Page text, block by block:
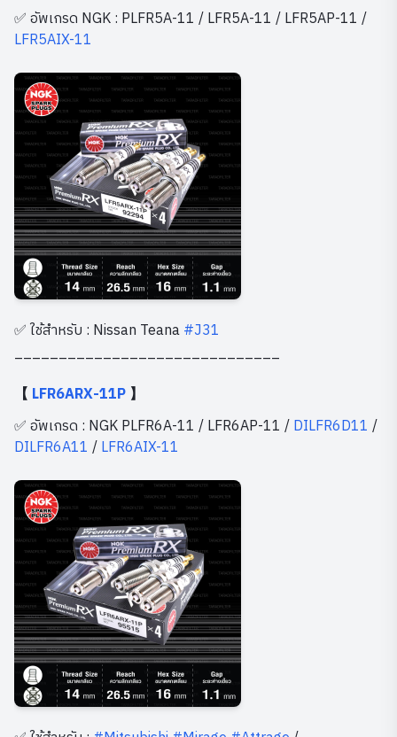
✅ อัพเกรด NGK : PLFR5A-11 / LFR5A-11 / LFR5AP-11 /
LFR5AIX-11
✅ ใช้สำหรับ : Nissan Teana#J31
______________________________
【 LFR6ARX-11P 】
✅ อัพเกรด : NGK PLFR6A-11 / LFR6AP-11 /DILFR6D11 /
DILFR6A11 /LFR6AIX-11